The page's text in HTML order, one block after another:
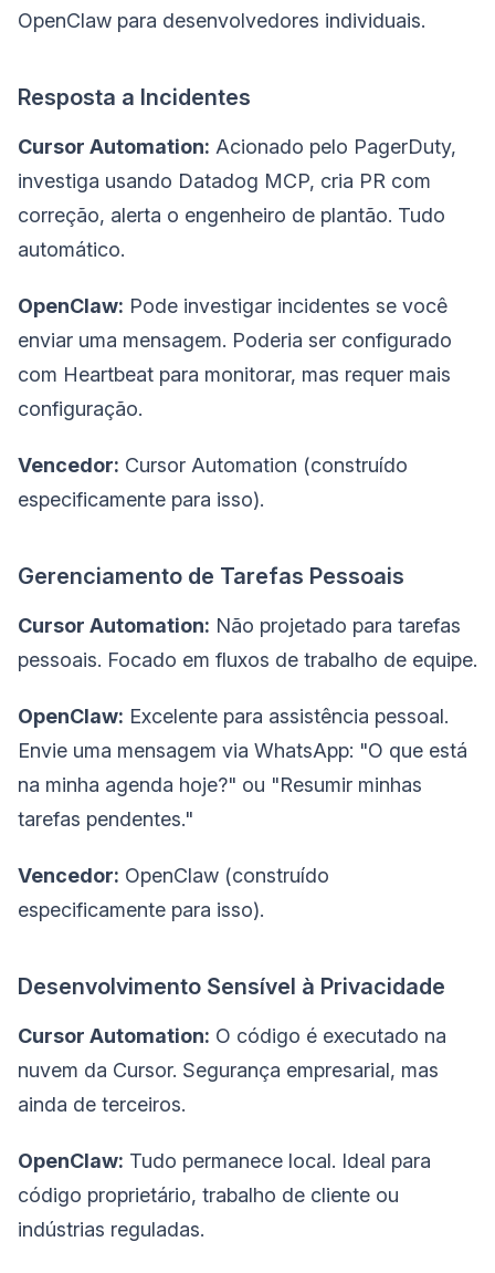
OpenClaw para desenvolvedores individuais.
Resposta a Incidentes
Cursor Automation: Acionado pelo PagerDuty,
investiga usando Datadog MCP, cria PR com
correção, alerta o engenheiro de plantão. Tudo
automático.
OpenClaw: Pode investigar incidentes se você
enviar uma mensagem. Poderia ser configurado
com Heartbeat para monitorar, mas requer mais
configuração.
Vencedor: Cursor Automation (construído
especificamente para isso).
Gerenciamento de Tarefas Pessoais
Cursor Automation: Não projetado para tarefas
pessoais. Focado em fluxos de trabalho de equipe.
OpenClaw: Excelente para assistência pessoal.
Envie uma mensagem via WhatsApp: "O que está
na minha agenda hoje?" ou "Resumir minhas
tarefas pendentes."
Vencedor: OpenClaw (construído
especificamente para isso).
Desenvolvimento Sensível à Privacidade
Cursor Automation: O código é executado na
nuvem da Cursor. Segurança empresarial, mas
ainda de terceiros.
OpenClaw: Tudo permanece local. Ideal para
código proprietário, trabalho de cliente ou
indústrias reguladas.